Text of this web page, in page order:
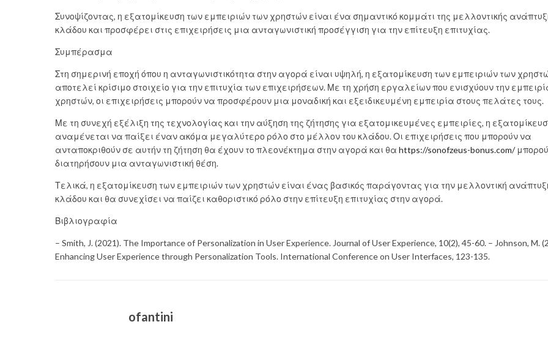
Συνοψίζοντας, η εξατομίκευση των εμπειριών των χρηστών είναι ένα σημαντικό κομμάτι της μελλοντικής
κλάδου και προσφέρει στις επιχειρήσεις μια ανταγωνιστική προσέγγιση για την επίτευξη επιτυχίας.
Συμπέρασμα
Στη σημερινή εποχή όπου η ανταγωνιστικότητα στην αγορά είναι υψηλή, η εξατομίκευση των εμπειριών των
αποτελεί κρίσιμο στοιχείο για την επιτυχία των επιχειρήσεων. Με τη χρήση εργαλείων που ενισχύουν την
χρηστών, οι επιχειρήσεις μπορούν να προσφέρουν μια μοναδική και εξειδικευμένη εμπειρία στους πελάτες τους.
Με τη συνεχή εξέλιξη της τεχνολογίας και την αύξηση της ζήτησης για εξατομικευμένες εμπειρίες, η
αναμένεται να παίξει έναν ακόμα μεγαλύτερο ρόλο στο μέλλον του κλάδου. Οι επιχειρήσεις που μπορούν να
ανταποκριθούν σε αυτήν τη ζήτηση θα έχουν το πλεονέκτημα στην αγορά και θα https://sonofzeus-bonus.com/
διατηρήσουν μια ανταγωνιστική θέση.
Τελικά, η εξατομίκευση των εμπειριών των χρηστών είναι ένας βασικός παράγοντας για την μελλοντική
κλάδου και θα συνεχίσει να παίζει καθοριστικό ρόλο στην επίτευξη επιτυχίας στην αγορά.
Βιβλιογραφία
– Smith, J. (2021). The Importance of Personalization in User Experience. Journal of User Experience, 10(2), 45-60. – Johnson, M.
Enhancing User Experience through Personalization Tools. International Conference on User Interfaces, 123-135.
ofantini